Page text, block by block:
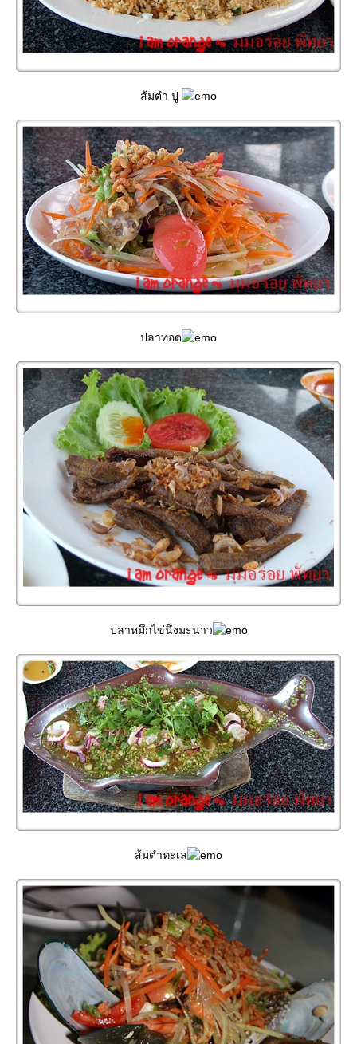
ส้มตำ ปู
ปลาทอด
ปลาหมึกไข่นึ่งมะนาว
ส้มตำทะเล